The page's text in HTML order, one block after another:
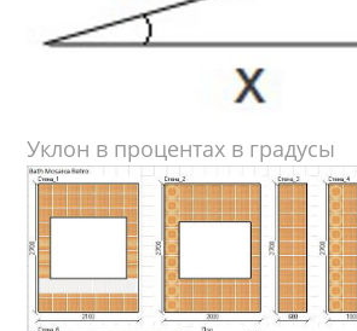
Уклон в процентах в градусы